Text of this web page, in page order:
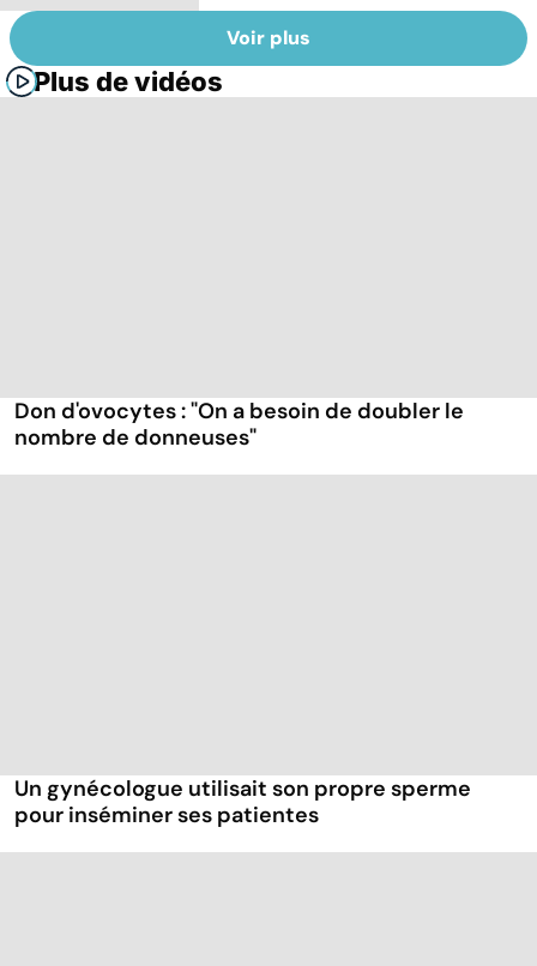
Voir plus
Plus de vidéos
Don d'ovocytes : "On a besoin de doubler le
nombre de donneuses"
Un gynécologue utilisait son propre sperme
pour inséminer ses patientes